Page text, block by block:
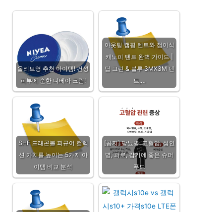
올리브영 추천 아이템! 건성
피부에 순한 니베아 크림!
아웃팅 캠핑 텐트와 접이식
캐노피 텐트 완벽 가이드 |
딥 그린 & 블루 3MX3M 텐
트,…
SHF 드래곤볼 피규어 컬렉
션 가치를 높이는 5가지 아
이템 비교 분석
[공지] 당뇨병, 고혈압, 성인
병, 피로, 감기에 좋은 슈퍼
푸드